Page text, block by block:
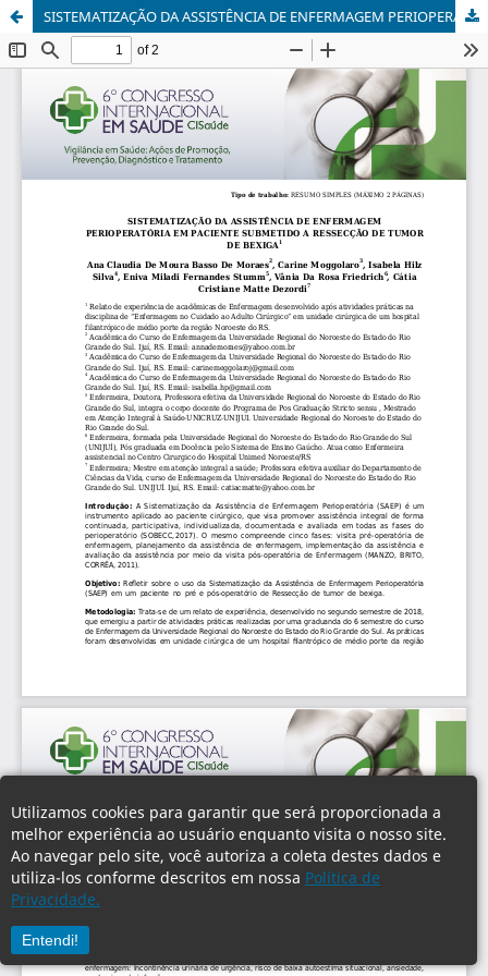
Utilizamos cookies para garantir que será proporcionada a
melhor experiência ao usuário enquanto visita o nosso site.
Ao navegar pelo site, você autoriza a coleta destes dados e
utiliza-los conforme descritos em nossa Política de
Privacidade.
Entendi!
SISTEMATIZAÇÃO DA ASSISTÊNCIA DE ENFERMAGEM PERIOPERATÓRIA EM PACIENTE SUBMETIDO A RESSECÇÃO DE TUMOR DE BEXIGA